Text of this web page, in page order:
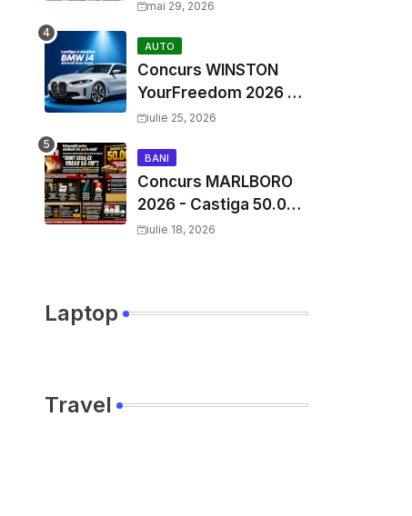
Whiskas
mai 29, 2026
AUTO
Concurs WINSTON
YourFreedom 2026 -
Castiga o masina
premii cash
iulie 25, 2026
BANI
Concurs MARLBORO
2026 - Castiga 50.000
EURO pe
iulie 18, 2026
Laptop
Travel